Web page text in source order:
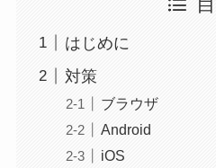
はじめに
対策
ブラウザ
Android
iOS